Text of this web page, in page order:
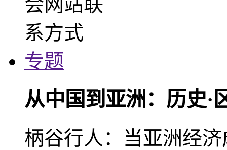
专题
从中国到亚洲：历史·
柄谷行人：当亚洲经